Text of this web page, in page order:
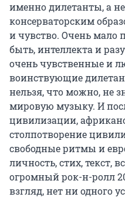
именно дилетанты, а
консерваторским
и чувство. Очень
быть, интеллекта и
очень чувственные и
воинствующие
нельзя, что можно, не
мировую музыку. И
цивилизации,
столпотворение
свободные ритмы и
личность, стих, текст,
огромный рок-н-ролл
взгляд, нет ни одного